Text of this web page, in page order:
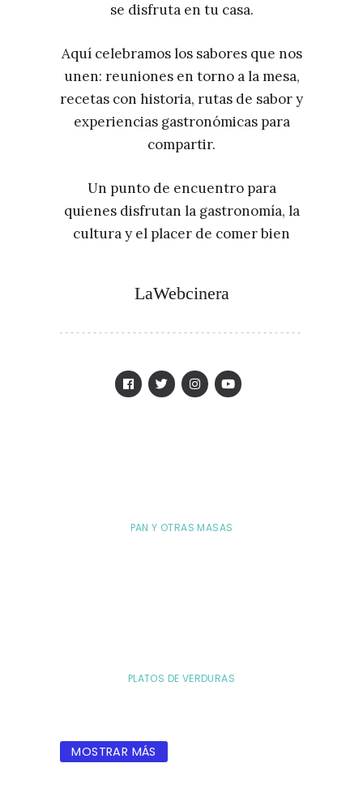
se disfruta en tu casa.
Aquí celebramos los sabores que nos
unen: reuniones en torno a la mesa,
recetas con historia, rutas de sabor y
experiencias gastronómicas para
compartir.
Un punto de encuentro para
quienes disfrutan la gastronomía, la
cultura y el placer de comer bien
LaWebcinera
PAN Y OTRAS MASAS
PLATOS DE VERDURAS
MOSTRAR MÁS